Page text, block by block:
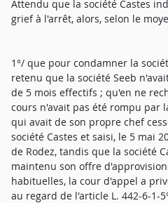
Attendu que la société Castes
grief à l'arrêt, alors, selon le
1°/ que pour condamner la
retenu que la société Seeb
de 5 mois effectifs ; qu'en ne
cours n'avait pas été rompu par
qui avait de son propre chef
société Castes et saisi, le 5 mai
de Rodez, tandis que la société
maintenu son offre
habituelles, la cour d'appel a
au regard de l'article L. 442-6-1-